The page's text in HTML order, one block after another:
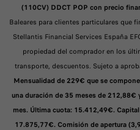
(110CV) DDCT POP con precio
Baleares para clientes particulares que
Stellantis Financial Services España
propiedad del comprador en los
transporte, descuentos. Sujeto a
Mensualidad de 229€ que se
una duración de 35 meses de
mes. Última cuota: 15.412,49€.
17.875,77€. Comisión de apertura